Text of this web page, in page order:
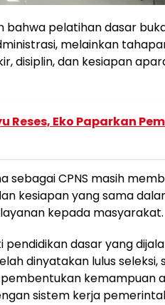
bahwa pelatihan dasar
melainkan
disiplin, dan kesiapan
Reses, Eko Paparkan
sebagai CPNS masih
kesiapan yang sama
kepada masyarakat.
dasar yang
dinyatakan lulus seleksi,
kemampuan
sistem kerja